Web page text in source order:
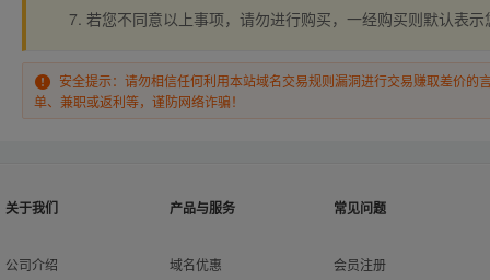
若您不同意以上事项，请勿进行购买，一经购买则默认表
安全提示：请勿相信任何利用本站域名交易规则漏洞进行交易赚取差价的
单、兼职或返利等，谨防网络诈骗！
关于我们
公司介绍
产品与服务
域名优惠
常见问题
会员注册